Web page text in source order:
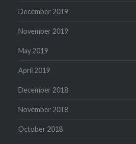
December 2019
November 2019
May 2019
April 2019
December 2018
November 2018
October 2018